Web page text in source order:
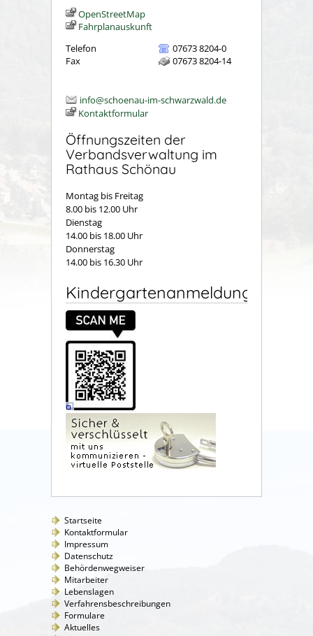
OpenStreetMap
Fahrplanauskunft
Telefon
07673 8204-0
Fax
07673 8204-14
info@schoenau-im-schwarzwald.de
Kontaktformular
Öffnungszeiten der
Verbandsverwaltung im
Rathaus Schönau
Montag bis Freitag
8.00 bis 12.00 Uhr
Dienstag
14.00 bis 18.00 Uhr
Donnerstag
14.00 bis 16.30 Uhr
Kindergartenanmeldung
Startseite
Kontaktformular
Impressum
Datenschutz
Behördenwegweiser
Mitarbeiter
Lebenslagen
Verfahrensbeschreibungen
Formulare
Aktuelles